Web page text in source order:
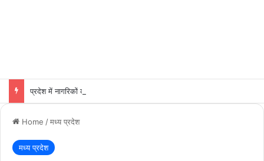
Home /मध्य प्रदेश
मध्य प्रदेश